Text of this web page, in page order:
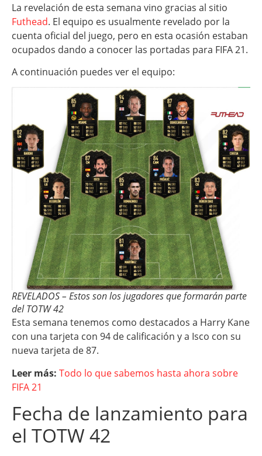
La revelación de esta semana vino gracias al sitio
Futhead. El equipo es usualmente revelado por la
cuenta oficial del juego, pero en esta ocasión estaban
ocupados dando a conocer las portadas para FIFA 21.
A continuación puedes ver el equipo:
REVELADOS – Estos son los jugadores que formarán parte
del TOTW 42
Esta semana tenemos como destacados a Harry Kane
con una tarjeta con 94 de calificación y a Isco con su
nueva tarjeta de 87.
Leer más: Todo lo que sabemos hasta ahora sobre
FIFA 21
Fecha de lanzamiento para
el TOTW 42